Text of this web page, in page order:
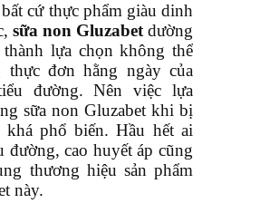
cứ thực phẩm giàu dinh
sữa non Gluzabetdường
lựa chọn không thể
thực đơn hằng ngày của
đường. Nên việc lựa
sữa non Gluzabet khi bị
khá phổ biến. Hầu hết ai
đường, cao huyết áp cũng
thương hiệu sản phẩm
này.